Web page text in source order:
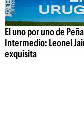
El uno por uno de
Intermedio: Leonel
exquisita